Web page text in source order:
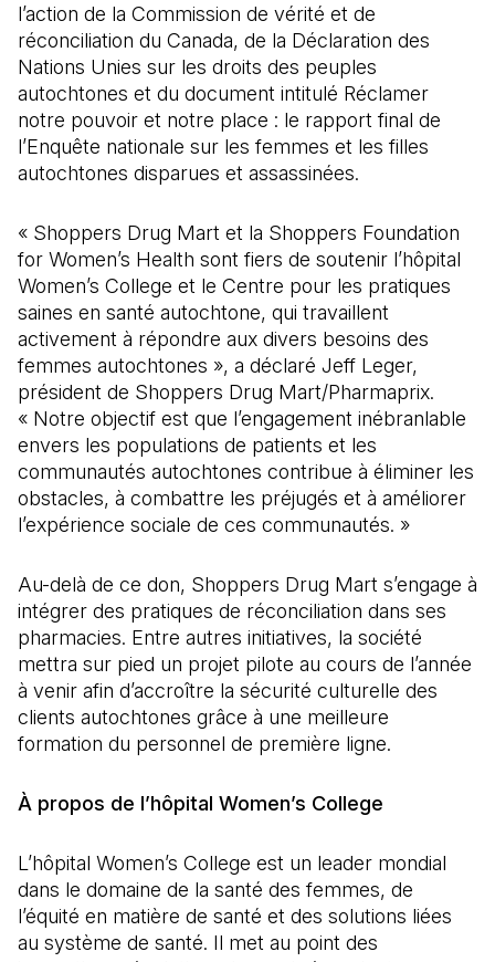
l’action de la Commission de vérité et de
réconciliation du Canada, de la Déclaration des
Nations Unies sur les droits des peuples
autochtones et du document intitulé Réclamer
notre pouvoir et notre place : le rapport final de
l’Enquête nationale sur les femmes et les filles
autochtones disparues et assassinées.
« Shoppers Drug Mart et la Shoppers Foundation
for Women’s Health sont fiers de soutenir l’hôpital
Women’s College et le Centre pour les pratiques
saines en santé autochtone, qui travaillent
activement à répondre aux divers besoins des
femmes autochtones », a déclaré Jeff Leger,
président de Shoppers Drug Mart/Pharmaprix.
« Notre objectif est que l’engagement inébranlable
envers les populations de patients et les
communautés autochtones contribue à éliminer les
obstacles, à combattre les préjugés et à améliorer
l’expérience sociale de ces communautés. »
Au-delà de ce don, Shoppers Drug Mart s’engage à
intégrer des pratiques de réconciliation dans ses
pharmacies. Entre autres initiatives, la société
mettra sur pied un projet pilote au cours de l’année
à venir afin d’accroître la sécurité culturelle des
clients autochtones grâce à une meilleure
formation du personnel de première ligne.
À propos de l’hôpital Women’s College
L’hôpital Women’s College est un leader mondial
dans le domaine de la santé des femmes, de
l’équité en matière de santé et des solutions liées
au système de santé. Il met au point des